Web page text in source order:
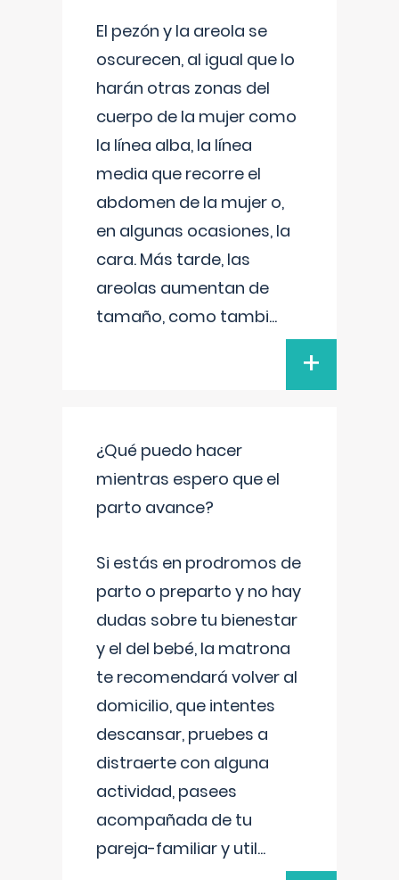
El pezón y la areola se
oscurecen, al igual que lo
harán otras zonas del
cuerpo de la mujer como
la línea alba, la línea
media que recorre el
abdomen de la mujer o,
en algunas ocasiones, la
cara. Más tarde, las
areolas aumentan de
tamaño, como tambi...
+
¿Qué puedo hacer
mientras espero que el
parto avance?
Si estás en prodromos de
parto o preparto y no hay
dudas sobre tu bienestar
y el del bebé, la matrona
te recomendará volver al
domicilio, que intentes
descansar, pruebes a
distraerte con alguna
actividad, pasees
acompañada de tu
pareja-familiar y util...